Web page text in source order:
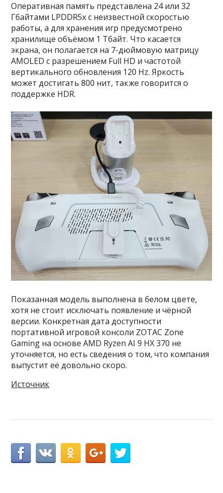
Оперативная память представлена 24 или 32
Гбайтами LPDDR5x с неизвестной скоростью
работы, а для хранения игр предусмотрено
хранилище объёмом 1 Тбайт. Что касается
экрана, он полагается на 7-дюймовую матрицу
AMOLED с разрешением Full HD и частотой
вертикального обновления 120 Hz. Яркость
может достигать 800 нит, также говорится о
поддержке HDR.
Показанная модель выполнена в белом цвете,
хотя не стоит исключать появление и чёрной
версии. Конкретная дата доступности
портативной игровой консоли ZOTAC Zone
Gaming на основе AMD Ryzen AI 9 HX 370 не
уточняется, но есть сведения о том, что компания
выпустит её довольно скоро.
Источник